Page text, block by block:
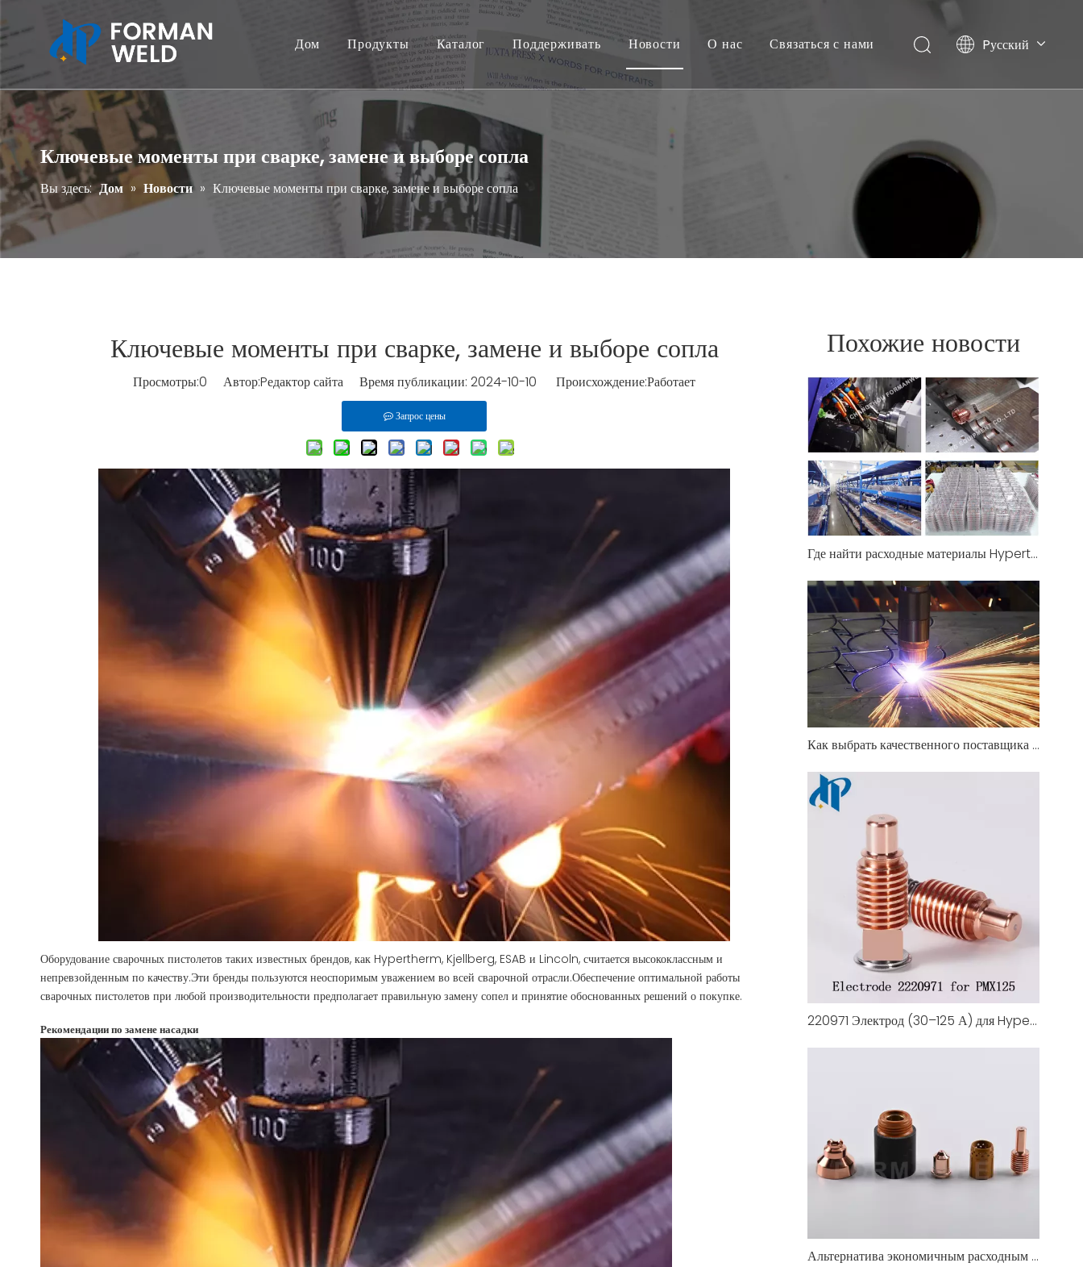
Дом Продукты Каталог Поддерживать Новости О нас Связаться с нами Pусский
Ключевые моменты при сварке, замене и выборе сопла
Вы здесь: Дом » Новости » Ключевые моменты при сварке, замене и выборе сопла
Ключевые моменты при сварке, замене и выборе сопла
Просмотры:0 Автор:Pедактор сайта Время публикации: 2024-10-10 Происхождение:Работает
Запрос цены
Оборудование сварочных пистолетов таких известных брендов, как Hypertherm, Kjellberg, ESAB и Lincoln, считается высококлассным и
непревзойденным по качеству.Эти бренды пользуются неоспоримым уважением во всей сварочной отрасли.Обеспечение оптимальной работы
сварочных пистолетов при любой производительности предполагает правильную замену сопел и принятие обоснованных решений о покупке.
Рекомендации по замене насадки
Похожие новости
Где найти расходные материалы Hypertherm для плазменной резки по лучшей цене в Индии прямо сейчас
Как выбрать качественного поставщика сопла для плазменной резки на вторичном рынке
220971 Электрод (30–125 А) для Hypertherm Duramax 125
Альтернатива экономичным расходным материалам для плазменной резки, совместимым с Hypertherm